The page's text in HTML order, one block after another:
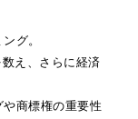
グ。
え、さらに経済
商標権の重要性